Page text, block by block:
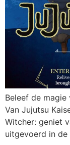
Beleef de
Van Jujutsu
Witcher: geniet
uitgevoerd in